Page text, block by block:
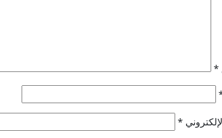
*
*